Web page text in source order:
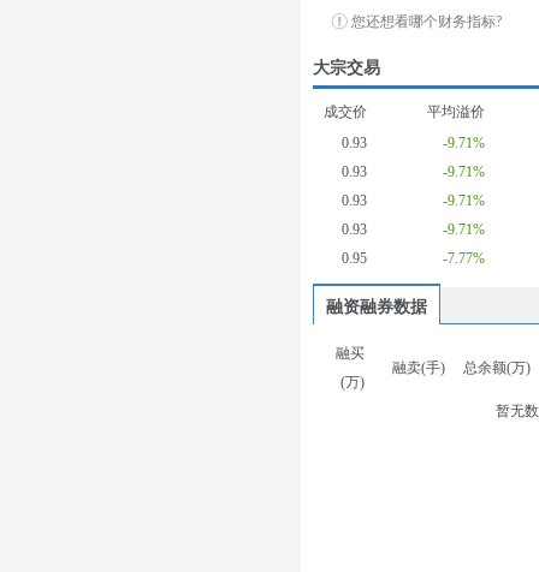
您还想看哪个财务指标?
大宗交易
成交价
平均溢价
0.93
-9.71%
0.93
-9.71%
0.93
-9.71%
0.93
-9.71%
0.95
-7.77%
融资融券数据
融买
(万)
融卖(手) 总余额(万)
暂无